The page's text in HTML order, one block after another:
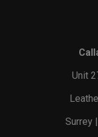
Unit
Surrey